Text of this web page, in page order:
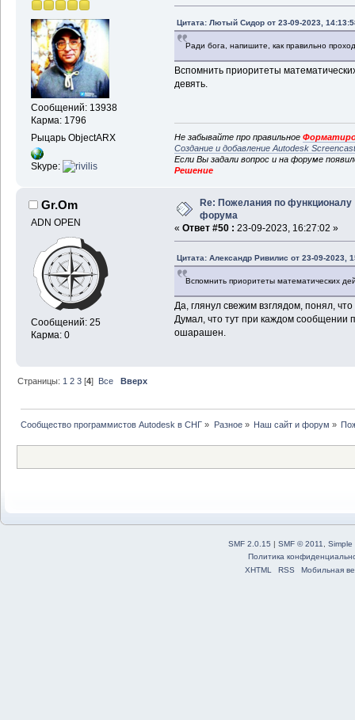
Сообщений: 13938
Карма: 1796
Рыцарь ObjectARX
Skype:
Цитата: Лютый Сидор от 23-09-2023,
Ради бога, напишите, как правильно
Вспомнить приоритеты
девять.
Не забывайте про правильное
Создание и добавление Autodesk
Если Вы задали вопрос и на форуме
Решение
Gr.Om
ADN OPEN
Сообщений: 25
Карма: 0
Re: Пожелания по функционалу
форума
« Ответ #50 : 23-09-2023, 16:27:02 »
Цитата: Александр Ривилис от 23-09-2023,
Вспомнить приоритеты математических
Да, глянул свежим взглядом, понял,
Думал, что тут при каждом сообщении
ошарашен.
Страницы: 1 2 3 [4] Все Вверх
Сообщество программистов Autodesk в СНГ » Разное» Наш сайт и форум »
SMF 2.0.15 | SMF © 2011, Simple
Политика
XHTML
RSS Мобильная